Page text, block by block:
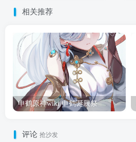
相关推荐
申鹤原神wiki 申鹤诞辰祭
评论 抢沙发